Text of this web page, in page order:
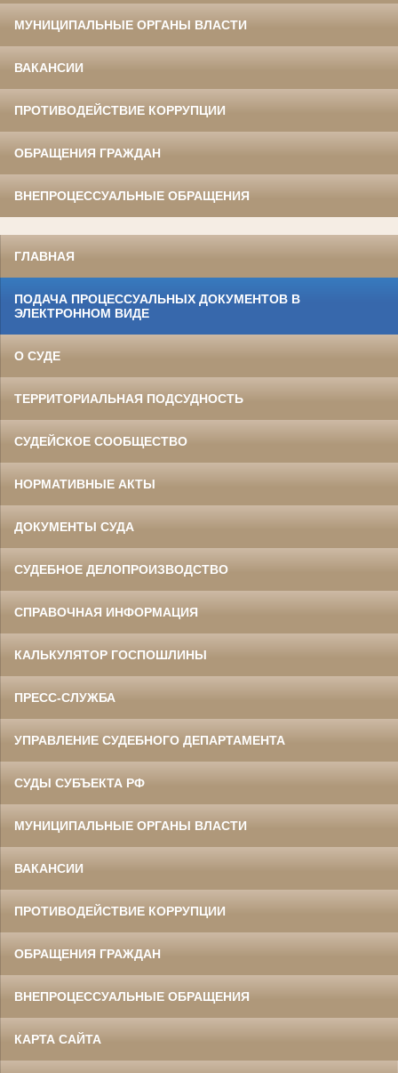
МУНИЦИПАЛЬНЫЕ ОРГАНЫ ВЛАСТИ
ВАКАНСИИ
ПРОТИВОДЕЙСТВИЕ КОРРУПЦИИ
ОБРАЩЕНИЯ ГРАЖДАН
ВНЕПРОЦЕССУАЛЬНЫЕ ОБРАЩЕНИЯ
ГЛАВНАЯ
ПОДАЧА ПРОЦЕССУАЛЬНЫХ ДОКУМЕНТОВ В
ЭЛЕКТРОННОМ ВИДЕ
О СУДЕ
ТЕРРИТОРИАЛЬНАЯ ПОДСУДНОСТЬ
СУДЕЙСКОЕ СООБЩЕСТВО
НОРМАТИВНЫЕ АКТЫ
ДОКУМЕНТЫ СУДА
СУДЕБНОЕ ДЕЛОПРОИЗВОДСТВО
СПРАВОЧНАЯ ИНФОРМАЦИЯ
КАЛЬКУЛЯТОР ГОСПОШЛИНЫ
ПРЕСС-СЛУЖБА
УПРАВЛЕНИЕ СУДЕБНОГО ДЕПАРТАМЕНТА
СУДЫ СУБЪЕКТА РФ
МУНИЦИПАЛЬНЫЕ ОРГАНЫ ВЛАСТИ
ВАКАНСИИ
ПРОТИВОДЕЙСТВИЕ КОРРУПЦИИ
ОБРАЩЕНИЯ ГРАЖДАН
ВНЕПРОЦЕССУАЛЬНЫЕ ОБРАЩЕНИЯ
КАРТА САЙТА